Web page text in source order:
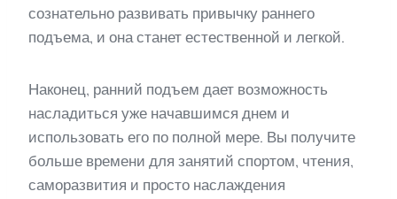
сознательно развивать привычку раннего
подъема, и она станет естественной и легкой.
Наконец, ранний подъем дает возможность
насладиться уже начавшимся днем и
использовать его по полной мере. Вы получите
больше времени для занятий спортом, чтения,
саморазвития и просто наслаждения